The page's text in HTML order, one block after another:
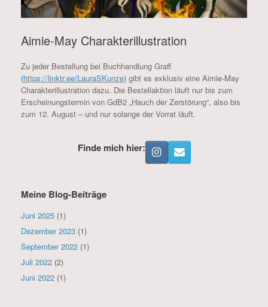
Aimie-May Charakterillustration
Zu jeder Bestellung bei Buchhandlung Graff
(https://linktr.ee/LauraSKunze) gibt es exklusiv eine Aimie-May
Charakterillustration dazu. Die Bestellaktion läuft nur bis zum
Erscheinungstermin von GdB2 „Hauch der Zerstörung“, also bis
zum 12. August – und nur solange der Vorrat läuft.
Finde mich hier:
Meine Blog-Beiträge
Juni 2025 (1)
Dezember 2023 (1)
September 2022 (1)
Juli 2022 (2)
Juni 2022 (1)